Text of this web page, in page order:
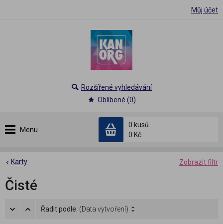
Můj účet
Menu
0 kusů
0 Kč
Rozšířené vyhledávání
Oblíbené (0)
Zobrazit filtr
Karty
Čisté
Řadit podle: (Data vytvoření)